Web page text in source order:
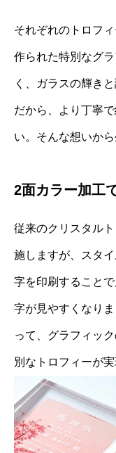
それぞれのトロフ
作られた特別なグ
く、ガラスの輝き
だから、より丁寧
い。そんな想いか
2面カラー加工
従来のクリスタル
施しますが、スタ
字を印刷すること
字が見やすくなり
って、グラフィッ
別なトロフィーが実